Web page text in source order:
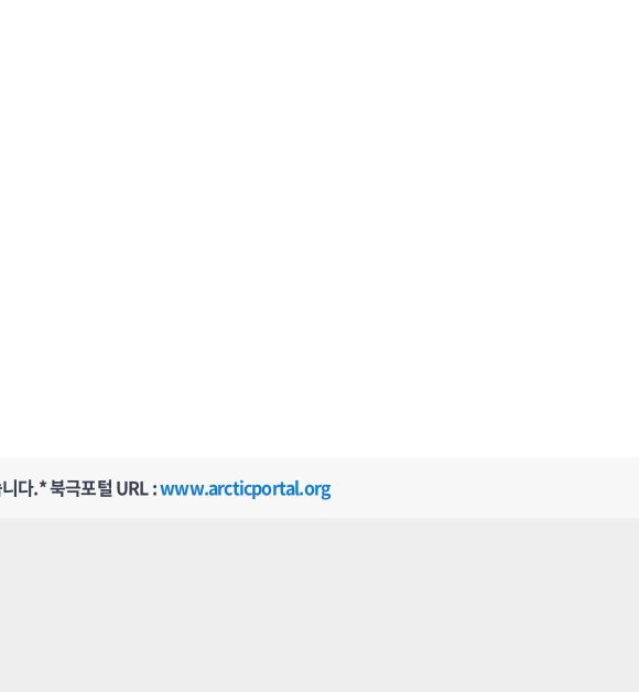
다.* 북극포털 URL :www.arcticportal.org